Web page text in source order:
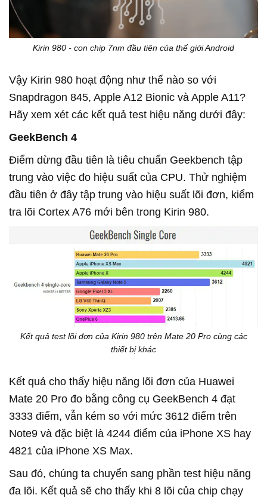
Kirin 980 - con chip 7nm đầu tiên của thế giới Android
Vậy Kirin 980 hoạt động như thế nào so với
Snapdragon 845, Apple A12 Bionic và Apple A11?
Hãy xem xét các kết quả test hiệu năng dưới đây:
GeekBench 4
Điểm dừng đầu tiên là tiêu chuẩn Geekbench tập
trung vào việc đo hiệu suất của CPU. Thử nghiệm
đầu tiên ở đây tập trung vào hiệu suất lõi đơn, kiểm
tra lõi Cortex A76 mới bên trong Kirin 980.
Kết quả test lõi đơn của Kirin 980 trên Mate 20 Pro cùng các
thiết bị khác
Kết quả cho thấy hiệu năng lõi đơn của Huawei
Mate 20 Pro đo bằng công cụ GeekBench 4 đạt
3333 điểm, vẫn kém so với mức 3612 điểm trên
Note9 và đặc biệt là 4244 điểm của iPhone XS hay
4821 của iPhone XS Max.
Sau đó, chúng ta chuyển sang phần test hiệu năng
đa lõi. Kết quả sẽ cho thấy khi 8 lõi của chip chạy